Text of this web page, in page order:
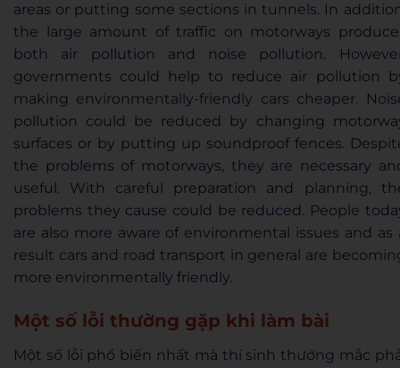
areas or putting some sections in tunnels. In
the large amount of traffic on motorways
both air pollution and noise pollution.
governments could help to reduce air pollution
making environmentally-friendly cars cheaper.
pollution could be reduced by changing
surfaces or by putting up soundproof fences.
the problems of motorways, they are necessary
useful. With careful preparation and planning,
problems they cause could be reduced. People
are also more aware of environmental issues and as
result cars and road transport in general are
more environmentally friendly.
Một số lỗi thường gặp khi làm bài
Một số lỗi phổ biến nhất mà thí sinh thường mắc